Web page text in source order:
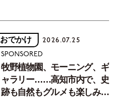
おでかけ 2026.07.25
SPONSORED
牧野植物園、モーニング、ギ
ャラリー……高知市内で、史
跡も自然もグルメも楽しみ尽